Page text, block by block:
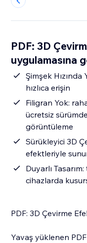
PDF: 3D
uygulamasına
Şimşek
hızlıca erişin
Filigran Yok:
ücretsiz
görüntüleme
Sürükleyici 3D
efektleriyle
Duyarlı
cihazlarda
PDF: 3D Çevirme
Yavaş yüklenen